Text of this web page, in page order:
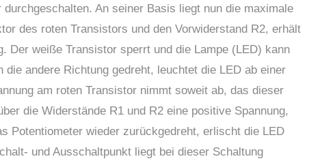
An seiner Basis liegt nun die maximale
des roten Transistors und den Vorwiderstand R2, erhält
Der weiße Transistor sperrt und die Lampe (LED) kann
andere Richtung gedreht, leuchtet die LED ab einer
am roten Transistor nimmt soweit ab, das dieser
die Widerstände R1 und R2 eine positive Spannung,
Potentiometer wieder zurückgedreht, erlischt die LED
und Ausschaltpunkt liegt bei dieser Schaltung